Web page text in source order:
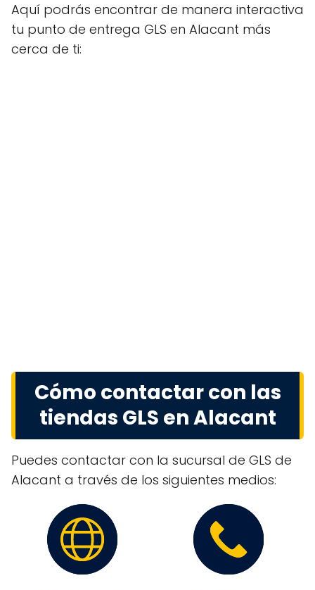
Aquí podrás encontrar de manera interactiva
tu punto de entrega GLS en Alacant más
cerca de ti:
Cómo contactar con las
tiendas GLS en Alacant
Puedes contactar con la sucursal de GLS de
Alacant a través de los siguientes medios: